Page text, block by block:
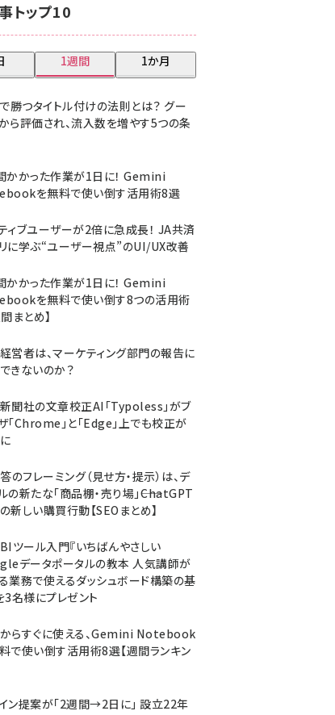
トップ10
1週間 1か月
勝つタイトル付けの法則とは？ グー
ら評価され、流入数を増やす5つの条
かかった作業が1日に！ Gemini
を無料で使い倒す活用術8選
ィブユーザーが2倍に急成長！ JA共済
に学ぶ“ユーザー視点”のUI/UX改善
かかった作業が1日に！ Gemini
を無料で使い倒す8つの活用術
まとめ】
営者は、マーケティング部門の報告に
きないのか？
聞社の文章校正AI「Typoless」がブ
「Chrome」と「Edge」上でも校正が
のフレーミング（見せ方・提示）は、デ
の新たな「商品棚・売り場」――ChatGPT
新しい購買行動【SEOまとめ】
ツール入門『いちばんやさしい
データポータルの教本 人気講師が
業務で使えるダッシュボード構築の基
3名様にプレゼント
らすぐに使える、Gemini Notebook
で使い倒す活用術8選【週間ランキン
ン提案が「2週間→2日に」 設立22年